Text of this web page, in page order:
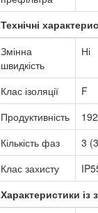
Технічні
Змінна
швидкість
Ні
Клас ізоляції
F
Продуктивність
Кількість фаз
3
Клас захисту
Характеристики із